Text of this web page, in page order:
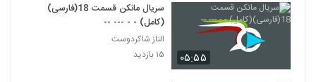
۰۵:۵۵
سریال مانکن قسمت 18(فارسی)
(کامل) - - --- --
الناز شاکردوست
۱۵ بازدید